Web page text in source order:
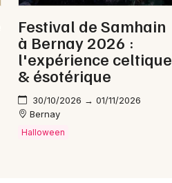
Festival de Samhain
à Bernay 2026 :
l'expérience celtique
& ésotérique
30/10/2026 → 01/11/2026
Bernay
Halloween